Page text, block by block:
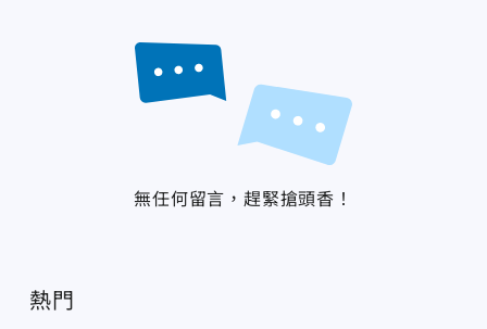
無任何留言，趕緊搶頭香！
熱門